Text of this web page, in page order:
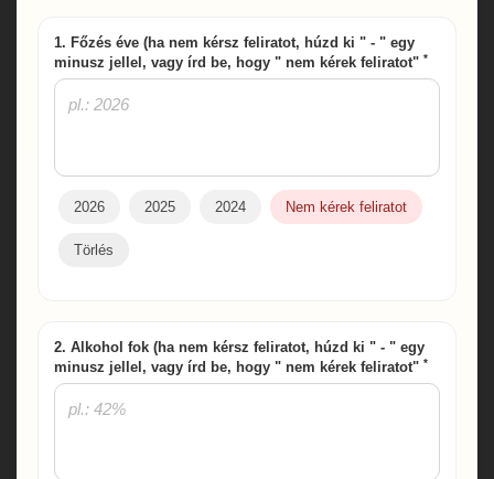
1. Főzés éve (ha nem kérsz feliratot, húzd ki " - " egy
minusz jellel, vagy írd be, hogy " nem kérek feliratot" *
2026 2025 2024 Nem kérek feliratot
Törlés
2. Alkohol fok (ha nem kérsz feliratot, húzd ki " - " egy
minusz jellel, vagy írd be, hogy " nem kérek feliratot" *